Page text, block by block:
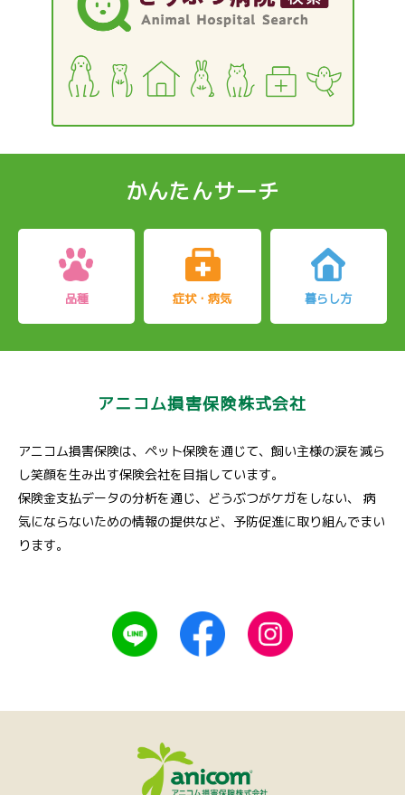
かんたんサーチ
品種 症状・病気 暮らし方
アニコム損害保険株式会社
アニコム損害保険は、ペット保険を通じて、飼い主様の涙を減ら
し笑顔を生み出す保険会社を目指しています。
保険金支払データの分析を通じ、どうぶつがケガをしない、 病
気にならないための情報の提供など、予防促進に取り組んでまい
ります。